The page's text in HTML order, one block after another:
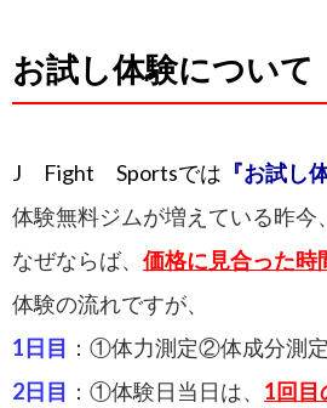
お試し体験について
J Fight Sportsでは 『お試し
体験無料ジムが増えている昨今
なぜならば、 価格に見合った時
体験の流れですが、
1日目 ：①体力測定②体成分測
2日目 ：①体験日当日は、 1回目